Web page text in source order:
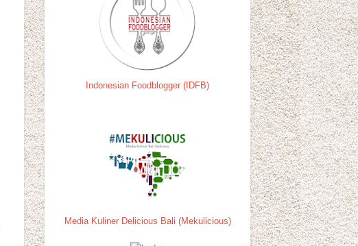
Indonesian Foodblogger (IDFB)
Media Kuliner Delicious Bali (Mekulicious)